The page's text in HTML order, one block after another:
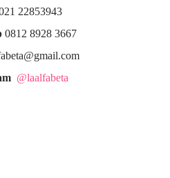
22853943
0812 8928 3667
@laalfabeta